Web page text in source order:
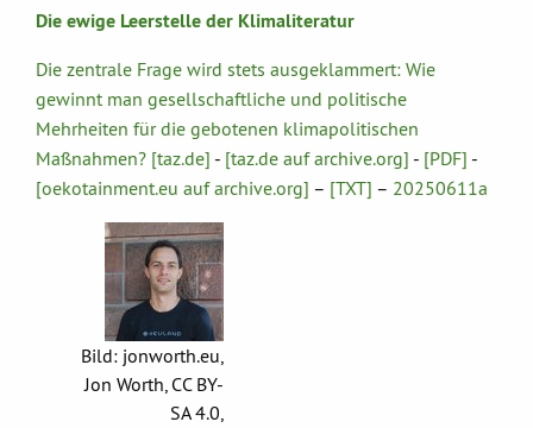
Die ewige Leerstelle der Klimaliteratur
Die zentrale Frage wird stets ausgeklammert: Wie
gewinnt man gesellschaftliche und politische
Mehrheiten für die gebotenen klimapolitischen
Maßnahmen? [taz.de] - [taz.de auf archive.org] - [PDF] -
[oekotainment.eu auf archive.org] – [TXT] – 20250611a
Bild: jonworth.eu,
Jon Worth, CC BY-
SA 4.0,